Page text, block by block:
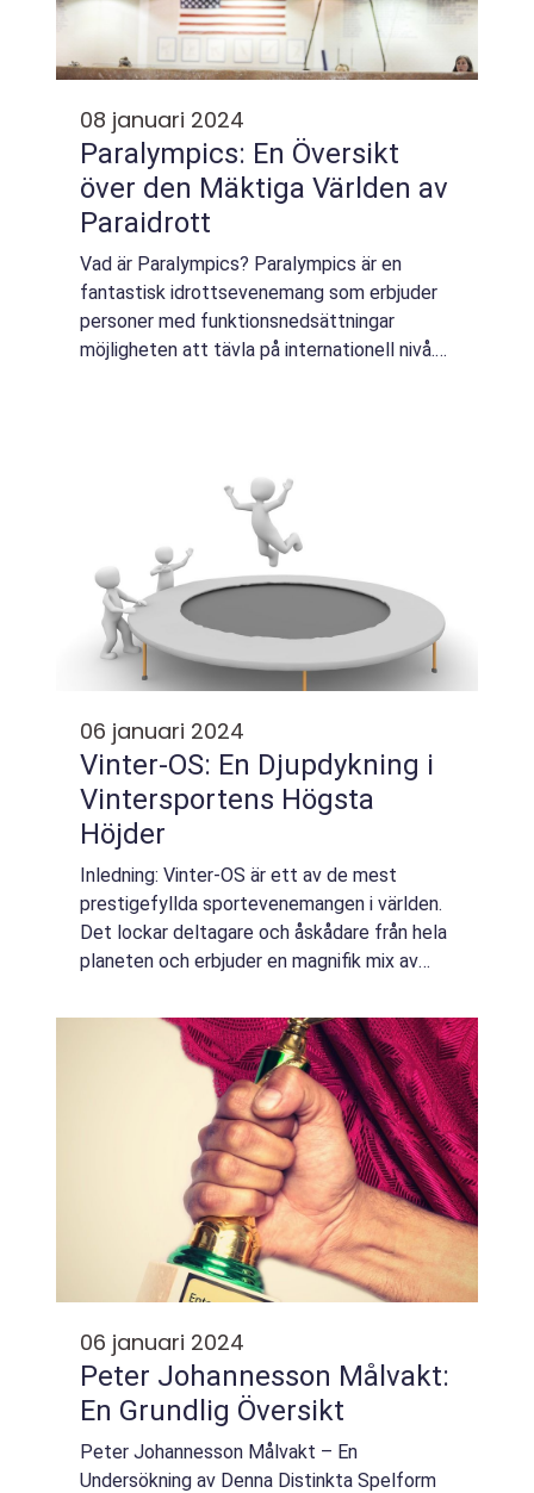
08 januari 2024
Paralympics: En Översikt
över den Mäktiga Världen av
Paraidrott
Vad är Paralympics? Paralympics är en
fantastisk idrottsevenemang som erbjuder
personer med funktionsnedsättningar
möjligheten att tävla på internationell nivå.
06 januari 2024
Vinter-OS: En Djupdykning i
Vintersportens Högsta
Höjder
Inledning: Vinter-OS är ett av de mest
prestigefyllda sportevenemangen i världen.
Det lockar deltagare och åskådare från hela
planeten och erbjuder en magnifik mix av
kommer vi att ge dig en ingående öv...
06 januari 2024
Peter Johannesson Målvakt:
En Grundlig Översikt
Peter Johannesson Målvakt – En
Undersökning av Denna Distinkta Spelform